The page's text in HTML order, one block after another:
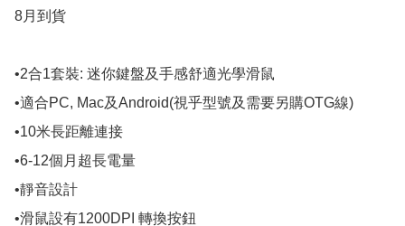
8月到貨
•2合1套裝: 迷你鍵盤及手感舒適光學滑鼠
•適合PC, Mac及Android(視乎型號及需要另購OTG線)
•10米長距離連接
•6-12個月超長電量
•靜音設計
•滑鼠設有1200DPI 轉換按鈕